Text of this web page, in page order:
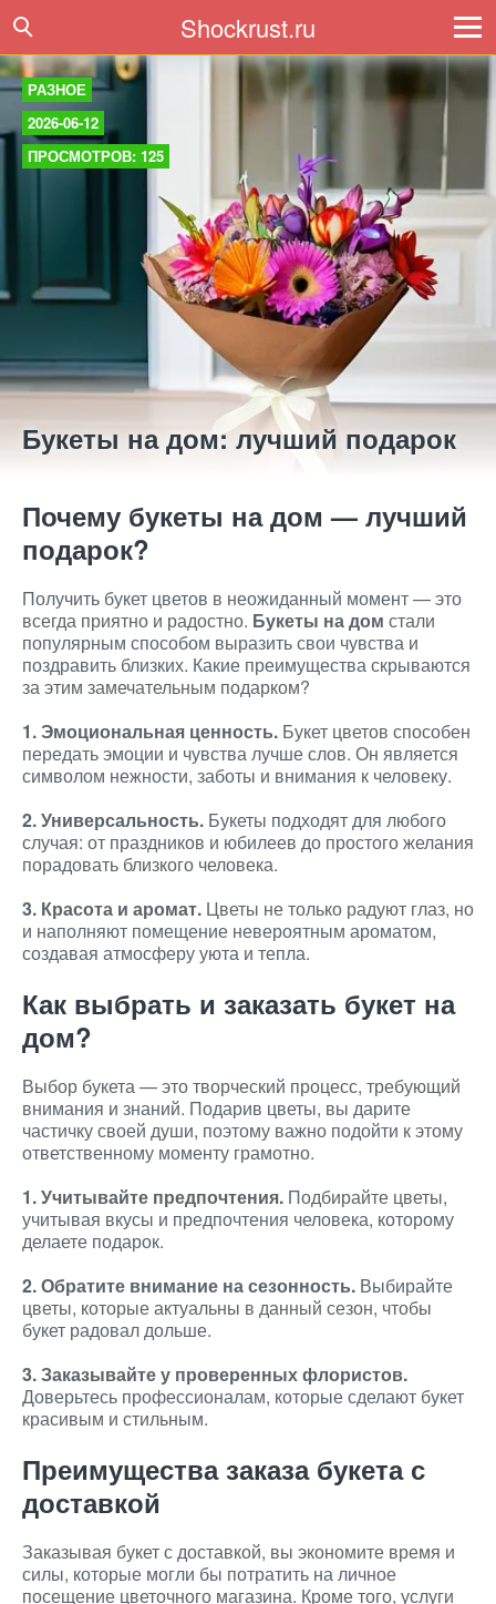
Shockrust.ru
РАЗНОЕ
2026-06-12
ПРОСМОТРОВ: 125
Букеты на дом: лучший подарок
Почему букеты на дом — лучший
подарок?
Получить букет цветов в неожиданный момент — это
всегда приятно и радостно. Букеты на дом стали
популярным способом выразить свои чувства и
поздравить близких. Какие преимущества скрываются
за этим замечательным подарком?
1. Эмоциональная ценность. Букет цветов способен
передать эмоции и чувства лучше слов. Он является
символом нежности, заботы и внимания к человеку.
2. Универсальность. Букеты подходят для любого
случая: от праздников и юбилеев до простого желания
порадовать близкого человека.
3. Красота и аромат. Цветы не только радуют глаз, но
и наполняют помещение невероятным ароматом,
создавая атмосферу уюта и тепла.
Как выбрать и заказать букет на
дом?
Выбор букета — это творческий процесс, требующий
внимания и знаний. Подарив цветы, вы дарите
частичку своей души, поэтому важно подойти к этому
ответственному моменту грамотно.
1. Учитывайте предпочтения. Подбирайте цветы,
учитывая вкусы и предпочтения человека, которому
делаете подарок.
2. Обратите внимание на сезонность. Выбирайте
цветы, которые актуальны в данный сезон, чтобы
букет радовал дольше.
3. Заказывайте у проверенных флористов.
Доверьтесь профессионалам, которые сделают букет
красивым и стильным.
Преимущества заказа букета с
доставкой
Заказывая букет с доставкой, вы экономите время и
силы, которые могли бы потратить на личное
посещение цветочного магазина. Кроме того, услуги